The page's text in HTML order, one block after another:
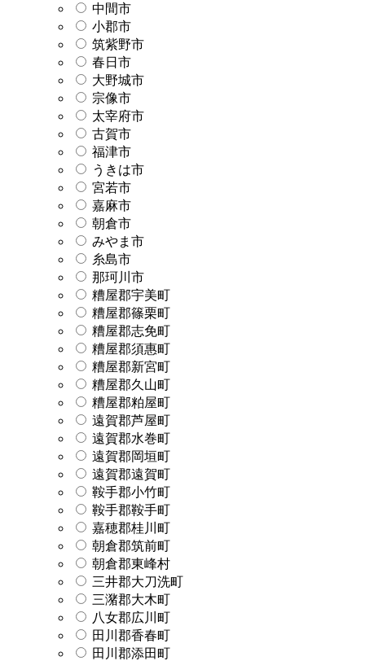
中間市
小郡市
筑紫野市
春日市
大野城市
宗像市
太宰府市
古賀市
福津市
うきは市
宮若市
嘉麻市
朝倉市
みやま市
糸島市
那珂川市
糟屋郡宇美町
糟屋郡篠栗町
糟屋郡志免町
糟屋郡須惠町
糟屋郡新宮町
糟屋郡久山町
糟屋郡粕屋町
遠賀郡芦屋町
遠賀郡水巻町
遠賀郡岡垣町
遠賀郡遠賀町
鞍手郡小竹町
鞍手郡鞍手町
嘉穂郡桂川町
朝倉郡筑前町
朝倉郡東峰村
三井郡大刀洗町
三潴郡大木町
八女郡広川町
田川郡香春町
田川郡添田町